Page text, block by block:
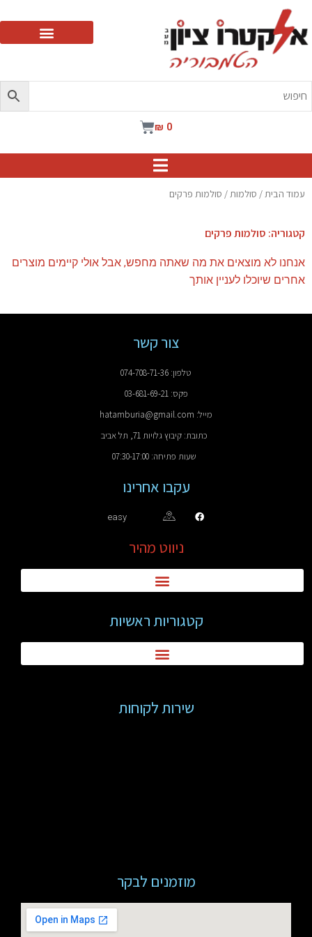
₪ 0
עגלת
עמוד הבית/ סולמות/ סולמות פרקים
קטגוריה: סולמות פרקים
אנחנו לא מוצאים את מה שאתה מחפש, אבל אולי קיימים מוצרים
אחרים שיוכלו לעניין אותך
צור קשר
טלפון: 074-708-71-36
פקס: 03-681-69-21
מייל: hatamburia@gmail.com
כתובת: קיבוץ גלויות 71, תל אביב
שעות פתיחה: 07:30-17:00
עקבו אחרינו
easy
ניווט מהיר
קטגוריות ראשיות
שירות לקוחות
מוזמנים לבקר